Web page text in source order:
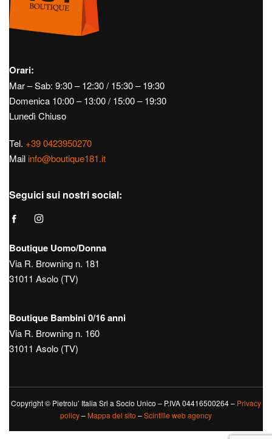
Orari:
Mar – Sab: 9:30 – 12:30 / 15:30 – 19:30
Domenica 10:00 – 13:00 / 15:00 – 19:30
Lunedì Chiuso
Tel. +39 0423950270
Mail info@boutique181.it
Seguici sui nostri social:
Boutique Uomo/Donna
Via R. Browning n. 181
31011 Asolo (TV)
Boutique Bambini 0/16 anni
Via R. Browning n. 160
31011 Asolo (TV)
Copyright © Pietrolu’ Italia Srl a Socio Unico – P.IVA 04416500264 – Privacy
policy– Mappa del sito –Scintille web agency